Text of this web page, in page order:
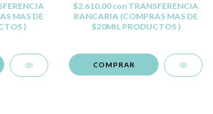
MAS DE
)
$2.610,00con TRANSFERENCIA
BANCARIA (COMPRAS MAS DE
$20MIL PRODUCTOS )